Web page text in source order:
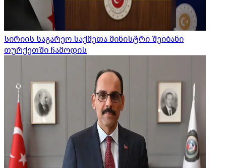
სირიის საგარეო საქმეთა მინისტრი შეიბანი
თურქეთში ჩამოდის